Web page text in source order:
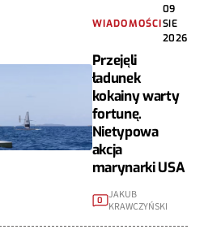
WIADOMOŚCI
09
SIE
2026
Przejęli
ładunek
kokainy warty
fortunę.
Nietypowa
akcja
marynarki USA
0 JAKUB
KRAWCZYŃSKI